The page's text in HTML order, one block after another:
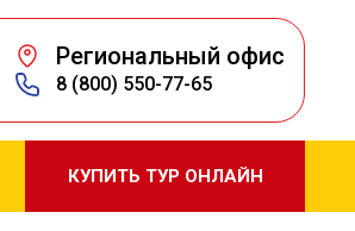
Региональный офис
8 (800) 550-77-65
КУПИТЬ ТУР ОНЛАЙН